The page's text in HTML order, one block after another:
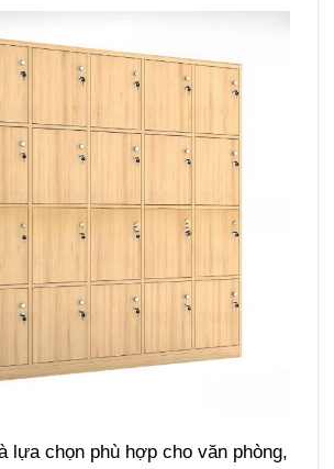
lựa chọn phù hợp cho văn phòng,